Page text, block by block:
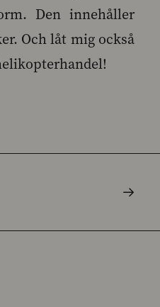
Den innehåller
Och låt mig också